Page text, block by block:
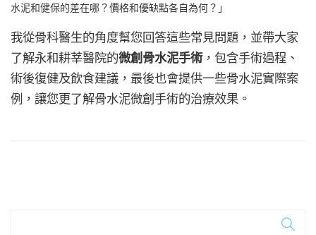
水泥和健保的差在哪？價格和優缺點各自為何？」
我從骨科醫生的角度幫您回答這些常見問題，並帶大家
了解永和耕莘醫院的微創骨水泥手術，包含手術過程、
術後復健及飲食建議，最後也會提供一些骨水泥實際案
例，讓您更了解骨水泥微創手術的治療效果。